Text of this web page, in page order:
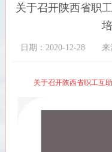
关于召开陕西省职
日期：2020-12-28 来
关于召开陕西省职工互